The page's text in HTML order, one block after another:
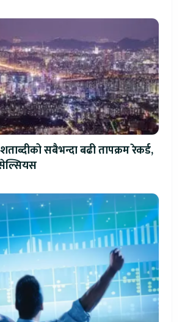
सबैभन्दा बढी तापक्रम रेकर्ड,
सेल्सियस